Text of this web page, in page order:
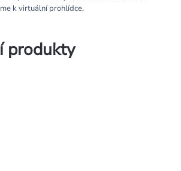
k virtuální prohlídce.
produkty